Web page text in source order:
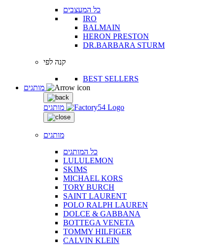
כל המעצבים
IRO
BALMAIN
HERON PRESTON
DR.BARBARA STURM
קנה לפי
BEST SELLERS
מותגים
מותגים
כל המותגים
LULULEMON
SKIMS
MICHAEL KORS
TORY BURCH
SAINT LAURENT
POLO RALPH LAUREN
DOLCE & GABBANA
BOTTEGA VENETA
TOMMY HILFIGER
CALVIN KLEIN